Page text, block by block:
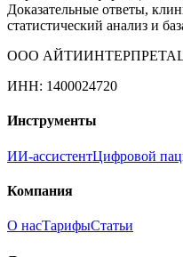
Доказательные ответы,
статистический анализ и
ООО
ИНН: 1400024720
Инструменты
ИИ-ассистентЦифровой
Компания
О насТарифыСтатьи